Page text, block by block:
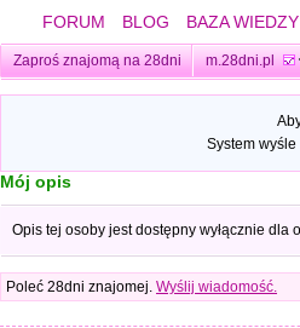
FORUM BLOG BAZA WIEDZY
Zaproś znajomą na 28dni m.28dni.pl
System
Mój opis
Opis tej osoby jest dostępny wyłącznie dla
Poleć 28dni znajomej. Wyślij wiadomość.